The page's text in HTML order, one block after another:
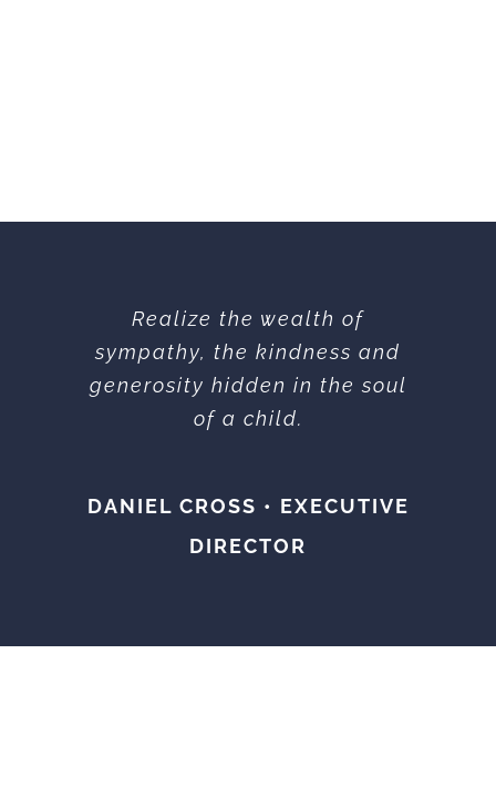
Realize the wealth of
sympathy, the kindness and
generosity hidden in the soul
of a child.
DANIEL CROSS • EXECUTIVE
DIRECTOR